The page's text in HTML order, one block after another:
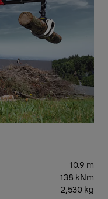
10.9 m
138 kNm
2,530 kg